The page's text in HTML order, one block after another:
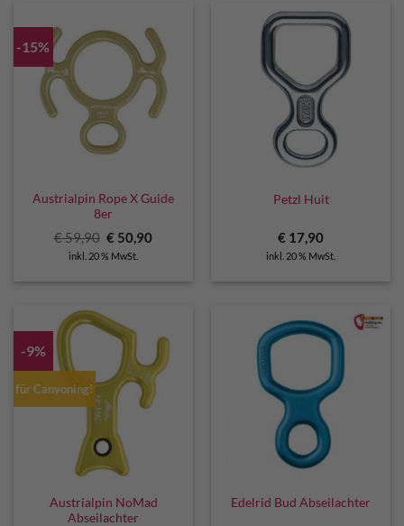
-15%
Austrialpin Rope X Guide
8er
€59,90 Ursprünglicher
Preis
war:
€ 50,90Aktueller
inkl. 20 % MwSt.
Petzl Huit
€ 17,90
inkl. 20 % MwSt.
-9%
für Canyoning!
Austrialpin NoMad
Abseilachter
Edelrid Bud Abseilachter